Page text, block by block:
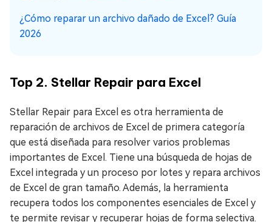
¿Cómo reparar un archivo dañado de Excel? Guía
2026
Top 2. Stellar Repair para Excel
Stellar Repair para Excel es otra herramienta de
reparación de archivos de Excel de primera categoría
que está diseñada para resolver varios problemas
importantes de Excel. Tiene una búsqueda de hojas de
Excel integrada y un proceso por lotes y repara archivos
de Excel de gran tamaño. Además, la herramienta
recupera todos los componentes esenciales de Excel y
te permite revisar y recuperar hojas de forma selectiva.